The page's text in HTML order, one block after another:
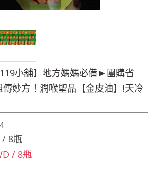
小舖】地方媽媽必備►團購省
傳妙方！潤喉聖品【金皮油】!天冷
/ 8瓶
/ 8瓶